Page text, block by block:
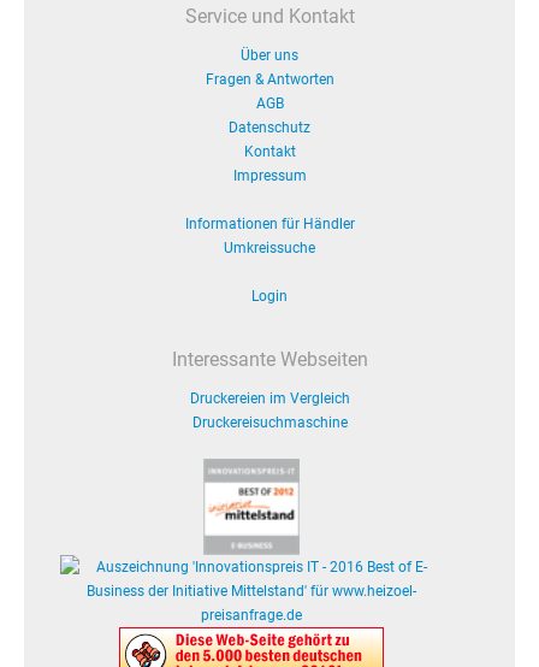
Service und Kontakt
Über uns
Fragen & Antworten
AGB
Datenschutz
Kontakt
Impressum
Informationen für Händler
Umkreissuche
Login
Interessante Webseiten
Druckereien im Vergleich
Druckereisuchmaschine